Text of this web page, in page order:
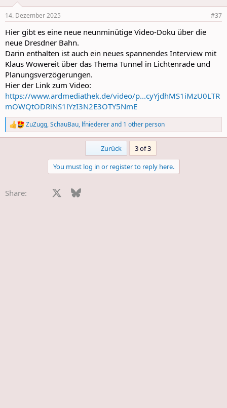
s
14. Dezember 2025 #37
Hier gibt es eine neue neunminütige Video-Doku über die
neue Dresdner Bahn.
Darin enthalten ist auch ein neues spannendes Interview mit
Klaus Wowereit über das Thema Tunnel in Lichtenrade und
Planungsverzögerungen.
Hier der Link zum Video:
https://www.ardmediathek.de/video/p...cyYjdhMS1iMzU0LTR
mOWQtODRlNS1lYzI3N2E3OTY5NmE
R
e
s
ZuZugg,SchauBau, lfniedererand 1 other person
Zurück
3 of 3
You must log in or register to reply here.
Share: Facebook Bluesky